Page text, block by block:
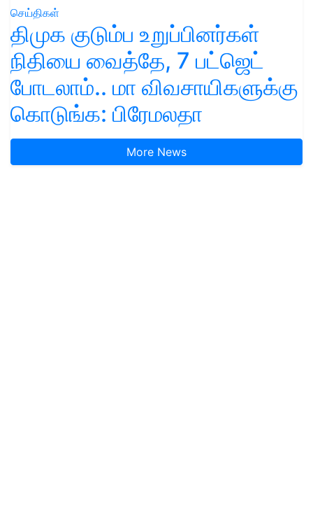
செய்திகள்
திமுக குடும்ப உறுப்பினர்கள்
நிதியை வைத்தே, 7 பட்ஜெட்
போடலாம்.. மா விவசாயிகளுக்கு
கொடுங்க: பிரேமலதா
More News